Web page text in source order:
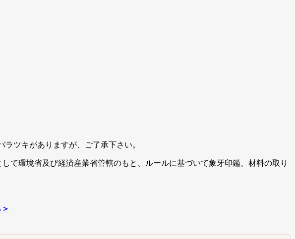
ツキがありますが、ご了承下さい。
て環境省及び経済産業省管轄のもと、ルールに基づいて象牙印鑑、材料の取り